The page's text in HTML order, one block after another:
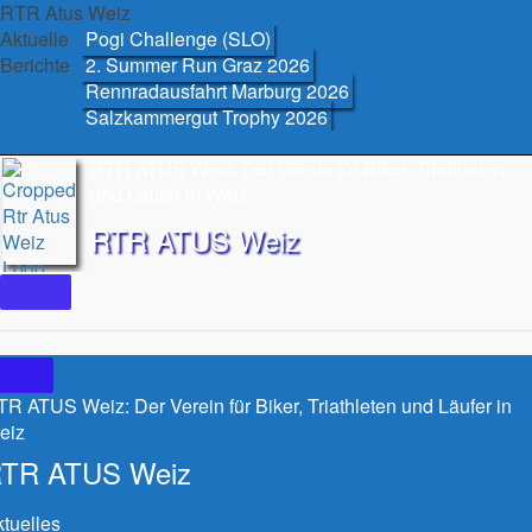
Skip
to
content
RTR Atus Weiz
Aktuelle
Berichte
Pogi Challenge (SLO)
2. Summer Run Graz 2026
Rennradausfahrt Marburg 2026
Salzkammergut Trophy 2026
RTR ATUS Weiz
ATUS Weiz: Der Verein für Biker, Triathleten und Läufer in
ATUS Weiz